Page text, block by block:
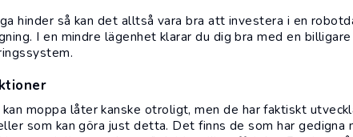
hinder så kan det alltså vara bra att investera i en
I en mindre lägenhet klarar du dig bra med en
moppa låter kanske otroligt, men de har faktiskt
som kan göra just detta. Det finns de som har gedigna